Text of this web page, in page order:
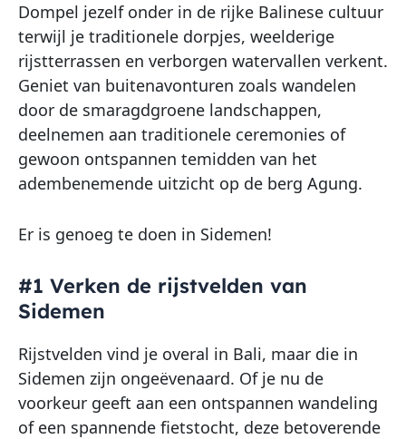
Dompel jezelf onder in de rijke Balinese cultuur
terwijl je traditionele dorpjes, weelderige
rijstterrassen en verborgen watervallen verkent.
Geniet van buitenavonturen zoals wandelen
door de smaragdgroene landschappen,
deelnemen aan traditionele ceremonies of
gewoon ontspannen temidden van het
adembenemende uitzicht op de berg Agung.
Er is genoeg te doen in Sidemen!
#1 Verken de rijstvelden van
Sidemen
Rijstvelden vind je overal in Bali, maar die in
Sidemen zijn ongeëvenaard. Of je nu de
voorkeur geeft aan een ontspannen wandeling
of een spannende fietstocht, deze betoverende